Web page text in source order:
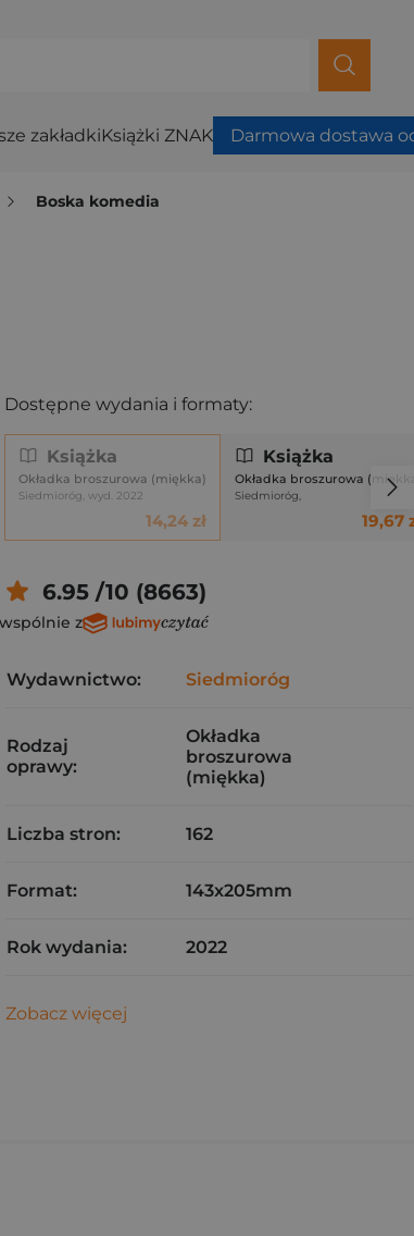
zakładkiKsiążki ZNAK Darmowa dostawa
Boska komedia
Dostępne wydania i formaty:
Książka
Okładka broszurowa (miękka)
Siedmioróg, wyd. 2022
14,24 zł
Książka
Okładka broszurowa (miękka)
Siedmioróg,
19,67 zł
6.95 /10 (8663)
wspólnie z
Wydawnictwo: Siedmioróg
Rodzaj
oprawy:
Okładka
broszurowa
(miękka)
Liczba stron: 162
Format: 143x205mm
Rok wydania: 2022
Zobacz więcej